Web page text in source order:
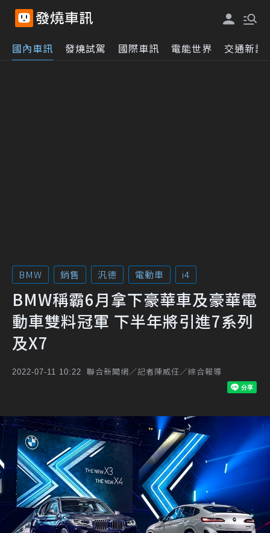
國內車訊 發燒試駕 國際車訊 電能世界 交通新訊
BMW 銷售 汎德 電動車 i4
BMW稱霸6月拿下豪華車及豪華電
動車雙料冠軍 下半年將引進7系列
及X7
2022-07-11 10:22 聯合新聞網／記者陳威任／綜合報導